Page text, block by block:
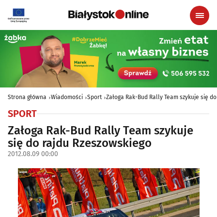
Strona główna Wiadomości Sport Załoga Rak-Bud Rally Team szykuje się
SPORT
Załoga Rak-Bud Rally Team szykuje
się do rajdu Rzeszowskiego
2012.08.09 00:00